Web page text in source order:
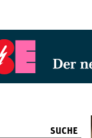
SUCHE